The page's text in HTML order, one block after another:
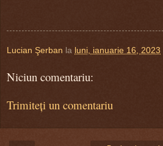
Lucian Şerban la luni, ianuarie 16, 2023
Niciun comentariu:
Trimiteți un comentariu